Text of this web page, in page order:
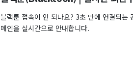
블랙툰 접속이 안 되나요? 3초 만에 연결되
메인을 실시간으로 안내합니다.